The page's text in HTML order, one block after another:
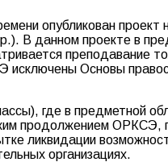
опубликован
В данном проекте в
преподавание
Основы
где в предметной
продолжением ОРКСЭ,
ликвидации
организациях.